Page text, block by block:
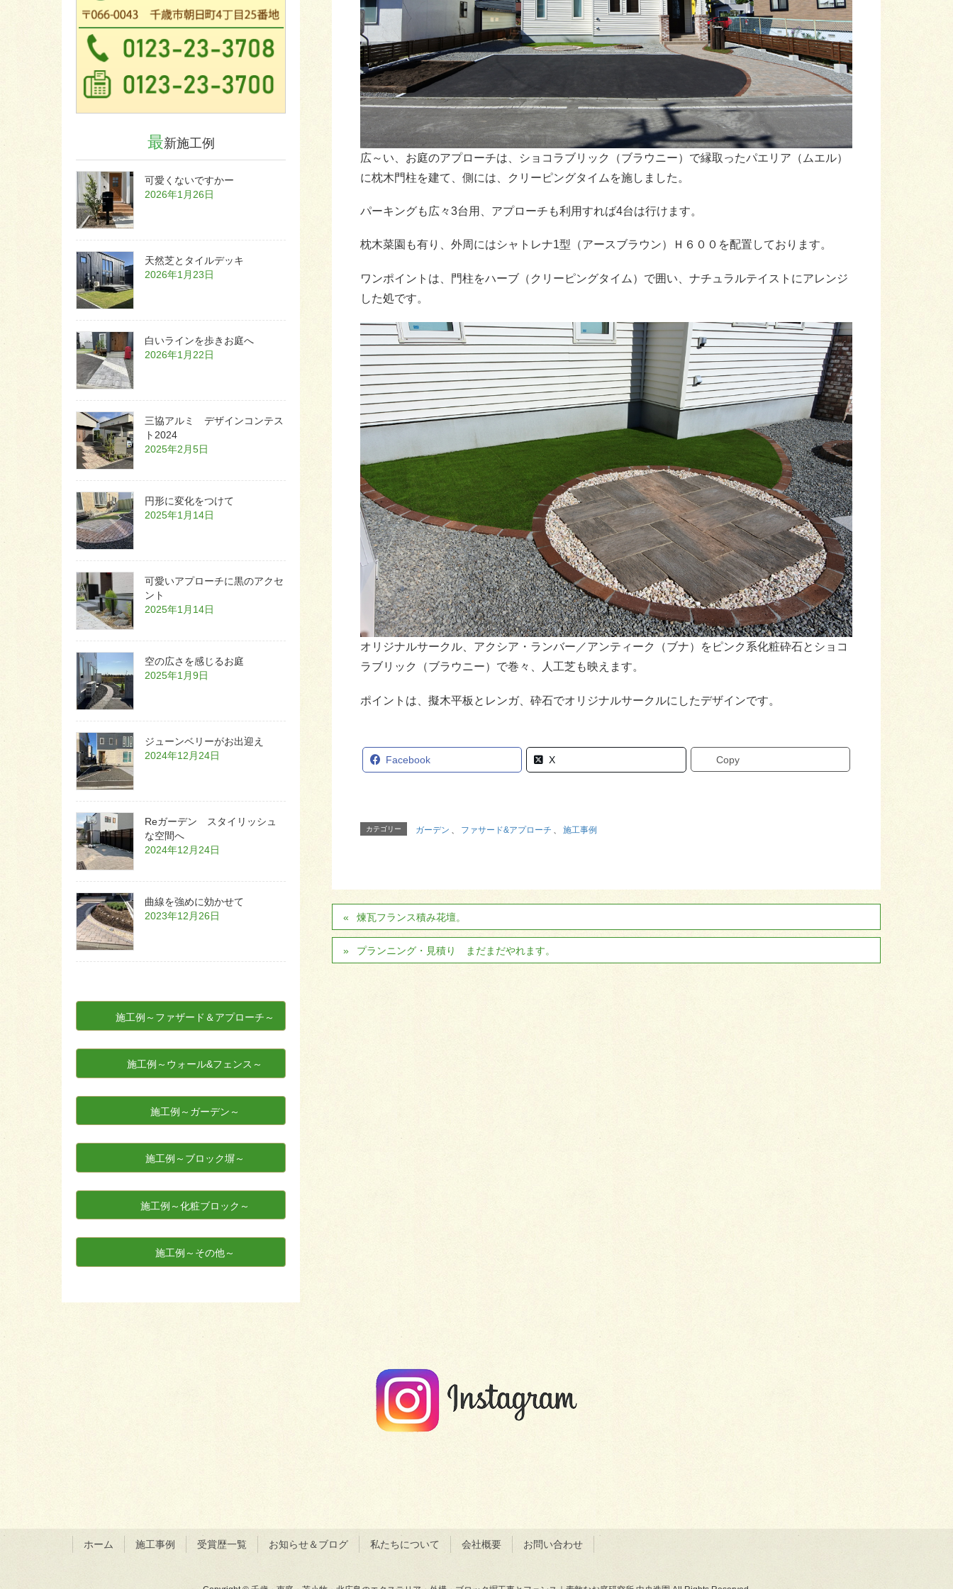
広～い、お庭のアプローチは、ショコラブリック（ブラウニー）で縁取ったパエリア（ムエル）
に枕木門柱を建て、側には、クリーピングタイムを施しました。
パーキングも広々3台用、アプローチも利用すれば4台は行けます。
枕木菜園も有り、外周にはシャトレナ1型（アースブラウン）Ｈ６００を配置しております。
ワンポイントは、門柱をハーブ（クリーピングタイム）で囲い、ナチュラルテイストにアレンジ
した処です。
オリジナルサークル、アクシア・ランバー／アンティーク（ブナ）をピンク系化粧砕石とショコ
ラブリック（ブラウニー）で巻々、人工芝も映えます。
ポイントは、擬木平板とレンガ、砕石でオリジナルサークルにしたデザインです。
Facebook X Copy
カテゴリー ガーデン ファサード&アプローチ 施工事例
煉瓦フランス積み花壇。
プランニング・見積り まだまだやれます。
最新施工例
可愛くないですかー
2026年1月26日
天然芝とタイルデッキ
2026年1月23日
白いラインを歩きお庭へ
2026年1月22日
三協アルミ デザインコンテス
ト2024
2025年2月5日
円形に変化をつけて
2025年1月14日
可愛いアプローチに黒のアクセ
ント
2025年1月14日
空の広さを感じるお庭
2025年1月9日
ジューンベリーがお出迎え
2024年12月24日
Reガーデン スタイリッシュ
な空間へ
2024年12月24日
曲線を強めに効かせて
2023年12月26日
施工例～ファザード＆アプローチ～
施工例～ウォール&フェンス～
施工例～ガーデン～
施工例～ブロック塀～
施工例～化粧ブロック～
施工例～その他～
ホーム 施工事例 受賞歴一覧 お知らせ＆ブログ 私たちについて 会社概要 お問い合わせ